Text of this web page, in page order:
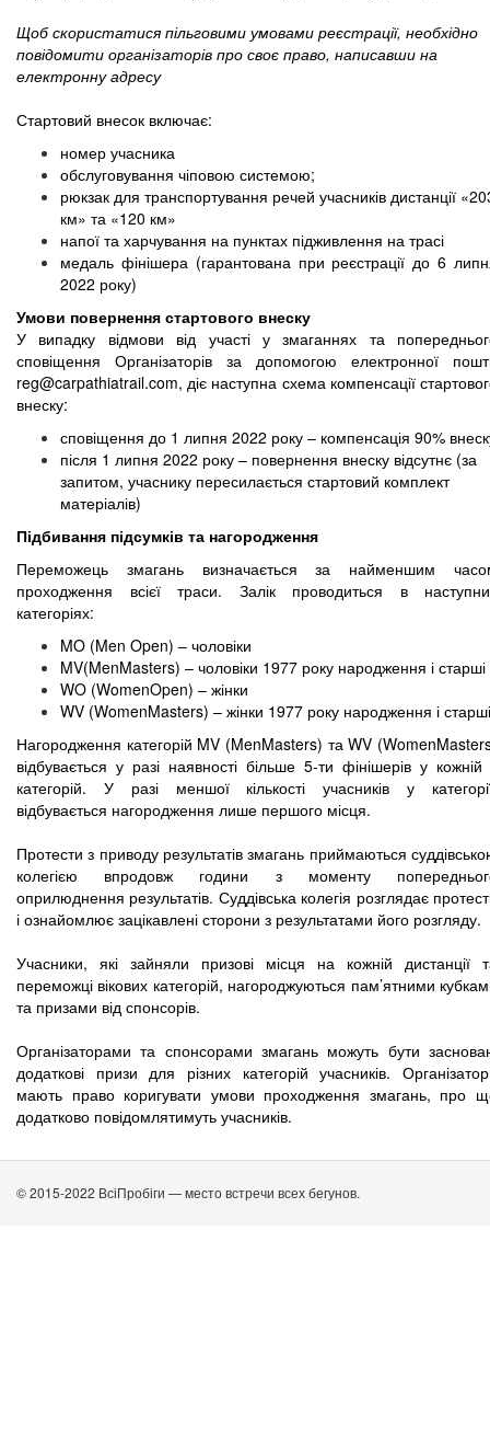
Щоб скористатися пільговими умовами реєстрації, необхідно
повідомити організаторів про своє право, написавши на
електронну адресу
Стартовий внесок включає:
номер учасника
обслуговування чіповою системою;
рюкзак для транспортування речей учасників дистанції «
км» та «120 км»
напої та харчування на пунктах підживлення на трасі
медаль фінішера (гарантована при реєстрації до 6
2022 року)
Умови повернення стартового внеску
У випадку відмови від участі у змаганнях та
сповіщення Організаторів за допомогою електронної
reg@carpathiatrail.com, діє наступна схема компенсації
внеску:
сповіщення до 1 липня 2022 року – компенсація 90%
після 1 липня 2022 року – повернення внеску відсутнє (за
запитом, учаснику пересилається стартовий комплект
матеріалів)
Підбивання підсумків та нагородження
Переможець змагань визначається за найменшим
проходження всієї траси. Залік проводиться в
категоріях:
MO (Men Open) – чоловіки
MV(MenMasters) – чоловіки 1977 року народження і старші
WO (WomenOpen) – жінки
WV (WomenMasters) – жінки 1977 року народження і старші
Нагородження категорій MV (MenMasters) та WV
відбувається у разі наявності більше 5-ти фінішерів у кожній
категорій. У разі меншої кількості учасників у
відбувається нагородження лише першого місця.
Протести з приводу результатів змагань приймаються
колегією впродовж години з моменту
оприлюднення результатів. Суддівська колегія розглядає
і ознайомлює зацікавлені сторони з результатами його розгляду.
Учасники, які зайняли призові місця на кожній дистанції
переможці вікових категорій, нагороджуються пам’ятними
та призами від спонсорів.
Організаторами та спонсорами змагань можуть бути
додаткові призи для різних категорій учасників.
мають право коригувати умови проходження змагань, про
додатково повідомлятимуть учасників.
© 2015-2022 ВсіПробіги — место встречи всех бегунов.